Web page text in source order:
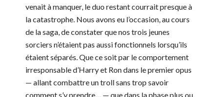
venait à manquer, le duo restant courrait presque à
la catastrophe. Nous avons eu l’occasion, au cours
de la saga, de constater que nos trois jeunes
sorciers n’étaient pas aussi fonctionnels lorsqu’ils
étaient séparés. Que ce soit par le comportement
irresponsable d’Harry et Ron dans le premier opus
— allant combattre un troll sans trop savoir
comment s’y prendre… — que dans la phase plus ou